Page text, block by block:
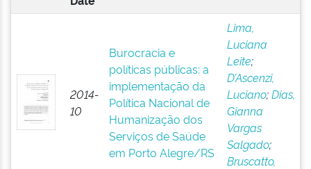
2014-
10
Burocracia e
políticas públicas: a
implementação da
Política Nacional de
Humanização dos
Serviços de Saúde
em Porto Alegre/RS
Lima,
Luciana
Leite;
D’Ascenzi,
Luciano;Dias,
Gianna
Vargas
Salgado;
Bruscatto,